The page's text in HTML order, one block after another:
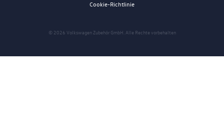
© 2026 Volkswagen Zubehör GmbH. Alle Rechte vorbehalten
Cookie-Richtlinie